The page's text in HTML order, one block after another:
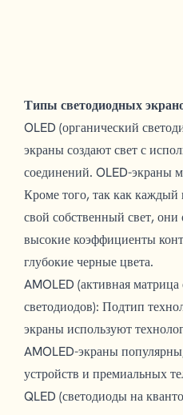
Типы светодиодных
OLED (органический
экраны создают свет с
соединений. OLED-экраны
Кроме того, так как каждый
свой собственный свет, они
высокие коэффициенты
глубокие черные цвета.
AMOLED (активная матрица
светодиодов): Подтип
экраны используют
AMOLED-экраны
устройств и премиальных
QLED (светодиоды на